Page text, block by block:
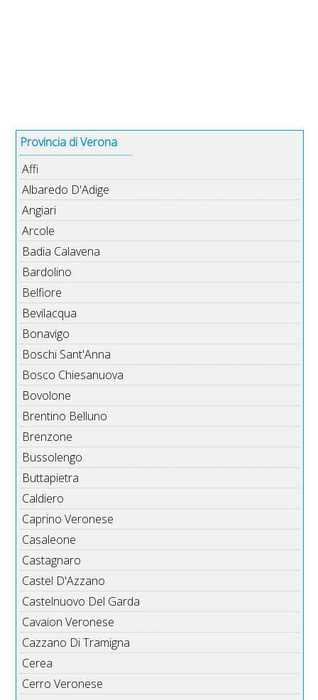
Provincia di Verona
Affi
Albaredo D'Adige
Angiari
Arcole
Badia Calavena
Bardolino
Belfiore
Bevilacqua
Bonavigo
Boschi Sant'Anna
Bosco Chiesanuova
Bovolone
Brentino Belluno
Brenzone
Bussolengo
Buttapietra
Caldiero
Caprino Veronese
Casaleone
Castagnaro
Castel D'Azzano
Castelnuovo Del Garda
Cavaion Veronese
Cazzano Di Tramigna
Cerea
Cerro Veronese